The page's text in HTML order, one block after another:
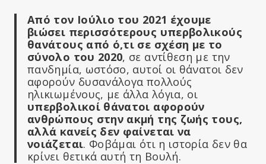
Από τον Ιούλιο του 2021 έχουμε
βιώσει περισσότερους υπερβολικούς
θανάτους από ό,τι σε σχέση με το
σύνολο του 2020, σε αντίθεση με την
πανδημία, ωστόσο, αυτοί οι θάνατοι δεν
αφορούν δυσανάλογα πολλούς
ηλικιωμένους, με άλλα λόγια, οι
υπερβολικοί θάνατοι αφορούν
ανθρώπους στην ακμή της ζωής τους,
αλλά κανείς δεν φαίνεται να
νοιάζεται. Φοβάμαι ότι η ιστορία δεν θα
κρίνει θετικά αυτή τη Βουλή.